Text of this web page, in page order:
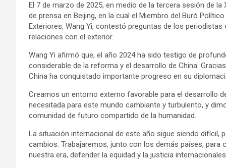
El 7 de marzo de 2025, en medio de la tercera sesión de
de prensa en Beijing, en la cual el Miembro del Buró
Exteriores, Wang Yi, contestó preguntas de los
relaciones con el exterior.
Wang Yi afirmó que, el año 2024 ha sido testigo de
considerable de la reforma y el desarrollo de China.
China ha conquistado importante progreso en su
Creamos un entorno externo favorable para el desarrollo
necesitada para este mundo cambiante y turbulento, y
comunidad de futuro compartido de la humanidad.
La situación internacional de este año sigue siendo difícil,
cambios. Trabajaremos, junto con los demás países,
nuestra era, defender la equidad y la justicia